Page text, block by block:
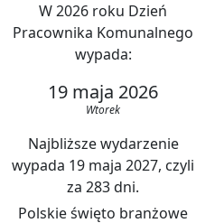
W 2026 roku Dzień
Pracownika Komunalnego
wypada:
19 maja 2026
Wtorek
Najbliższe wydarzenie
wypada 19 maja 2027, czyli
za 283 dni.
Polskie święto branżowe